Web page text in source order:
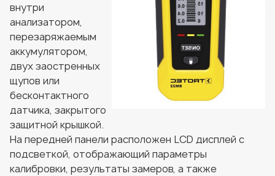
внутри
анализатором,
перезаряжаемым
аккумулятором,
двух заостренных
щупов или
бесконтактного
датчика, закрытого
защитной крышкой.
На передней панели расположен LCD дисплей с
подсветкой, отображающий параметры
калибровки, результаты замеров, а также